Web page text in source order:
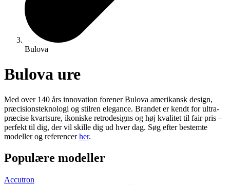
Bulova
Bulova ure
Med over 140 års innovation forener Bulova amerikansk design,
præcisionsteknologi og stilren elegance. Brandet er kendt for ultra-
præcise kvartsure, ikoniske retrodesigns og høj kvalitet til fair pris –
perfekt til dig, der vil skille dig ud hver dag. Søg efter bestemte
modeller og referencerher.
Populære modeller
Accutron